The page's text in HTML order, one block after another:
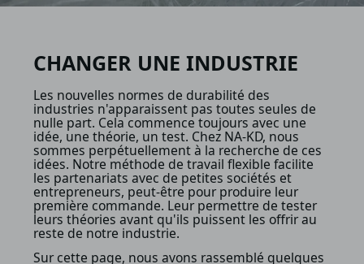
CHANGER UNE INDUSTRIE
Les nouvelles normes de durabilité des
industries n'apparaissent pas toutes seules de
nulle part. Cela commence toujours avec une
idée, une théorie, un test. Chez NA‑KD, nous
sommes perpétuellement à la recherche de ces
idées. Notre méthode de travail flexible facilite
les partenariats avec de petites sociétés et
entrepreneurs, peut-être pour produire leur
première commande. Leur permettre de tester
leurs théories avant qu'ils puissent les offrir au
reste de notre industrie.
Sur cette page, nous avons rassemblé quelques